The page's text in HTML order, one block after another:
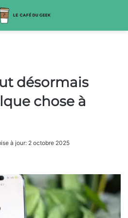
désormais
chose à
à jour: 2 octobre 2025